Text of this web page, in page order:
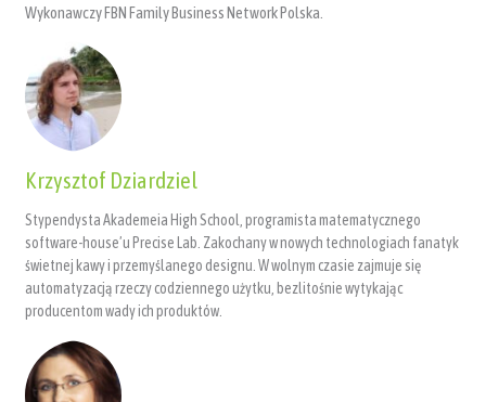
Wykonawczy FBN Family Business Network Polska.
Krzysztof Dziardziel
Stypendysta Akademeia High School, programista matematycznego
software-house’u Precise Lab. Zakochany w nowych technologiach fanatyk
świetnej kawy i przemyślanego designu. W wolnym czasie zajmuje się
automatyzacją rzeczy codziennego użytku, bezlitośnie wytykając
producentom wady ich produktów.